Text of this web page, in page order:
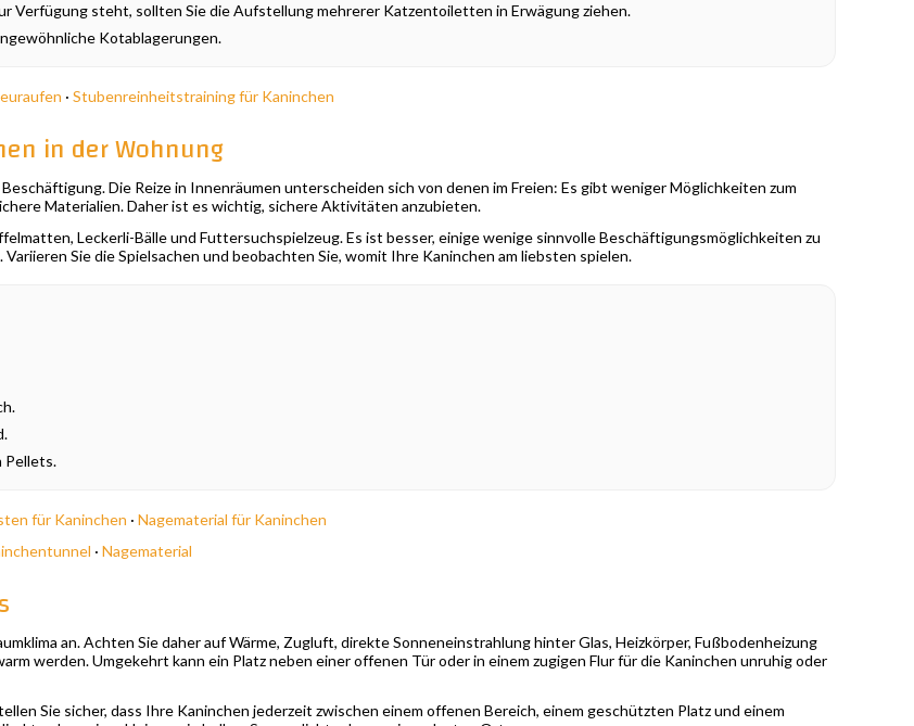
Verfügung steht, sollten Sie die Aufstellung mehrerer Katzentoiletten in Erwägung ziehen.
Kotablagerungen.
· Stubenreinheitstraining für Kaninchen
in der Wohnung
Die Reize in Innenräumen unterscheiden sich von denen im Freien: Es gibt weniger Möglichkeiten zum
Materialien. Daher ist es wichtig, sichere Aktivitäten anzubieten.
Leckerli-Bälle und Futtersuchspielzeug. Es ist besser, einige wenige sinnvolle Beschäftigungsmöglichkeiten zu
Sie die Spielsachen und beobachten Sie, womit Ihre Kaninchen am liebsten spielen.
Pellets.
für Kaninchen · Nagematerial für Kaninchen
· Nagematerial
an. Achten Sie daher auf Wärme, Zugluft, direkte Sonneneinstrahlung hinter Glas, Heizkörper, Fußbodenheizung
werden. Umgekehrt kann ein Platz neben einer offenen Tür oder in einem zugigen Flur für die Kaninchen unruhig oder
Sie sicher, dass Ihre Kaninchen jederzeit zwischen einem offenen Bereich, einem geschützten Platz und einem